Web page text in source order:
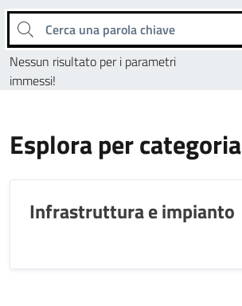
Cerca una parola chiave
Nessun risultato per i parametri
immessi!
Esplora per categoria
Infrastruttura e impianto